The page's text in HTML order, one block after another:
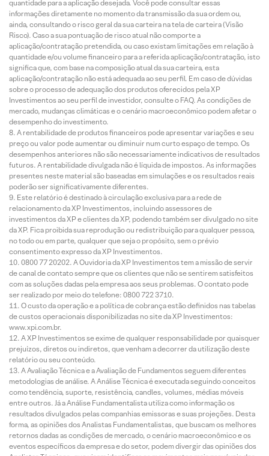
quantidade para a aplicação desejada. Você pode consultar essas
informações diretamente no momento da transmissão da sua ordem ou,
ainda, consultando o risco geral da sua carteira na tela de carteira (Visão
Risco). Caso a sua pontuação de risco atual não comporte a
aplicação/contratação pretendida, ou caso existam limitações em relação à
quantidade e/ou volume financeiro para a referida aplicação/contratação, isto
significa que, com base na composição atual da sua carteira, esta
aplicação/contratação não está adequada ao seu perfil. Em caso de dúvidas
sobre o processo de adequação dos produtos oferecidos pela XP
Investimentos ao seu perfil de investidor, consulte o FAQ. As condições de
mercado, mudanças climáticas e o cenário macroeconômico podem afetar o
desempenho do investimento.
A rentabilidade de produtos financeiros pode apresentar variações e seu
preço ou valor pode aumentar ou diminuir num curto espaço de tempo. Os
desempenhos anteriores não são necessariamente indicativos de resultados
futuros. A rentabilidade divulgada não é líquida de impostos. As informações
presentes neste material são baseadas em simulações e os resultados reais
poderão ser significativamente diferentes.
Este relatório é destinado à circulação exclusiva para a rede de
relacionamento da XP Investimentos, incluindo assessores de
investimentos da XP e clientes da XP, podendo também ser divulgado no site
da XP. Fica proibida sua reprodução ou redistribuição para qualquer pessoa,
no todo ou em parte, qualquer que seja o propósito, sem o prévio
consentimento expresso da XP Investimentos.
0800 77 20202. A Ouvidoria da XP Investimentos tem a missão de servir
de canal de contato sempre que os clientes que não se sentirem satisfeitos
com as soluções dadas pela empresa aos seus problemas. O contato pode
ser realizado por meio do telefone: 0800 722 3710.
O custo da operação e a política de cobrança estão definidos nas tabelas
de custos operacionais disponibilizadas no site da XP Investimentos:
www.xpi.com.br.
A XP Investimentos se exime de qualquer responsabilidade por quaisquer
prejuízos, diretos ou indiretos, que venham a decorrer da utilização deste
relatório ou seu conteúdo.
A Avaliação Técnica e a Avaliação de Fundamentos seguem diferentes
metodologias de análise. A Análise Técnica é executada seguindo conceitos
como tendência, suporte, resistência, candles, volumes, médias móveis
entre outros. Já a Análise Fundamentalista utiliza como informação os
resultados divulgados pelas companhias emissoras e suas projeções. Desta
forma, as opiniões dos Analistas Fundamentalistas, que buscam os melhores
retornos dadas as condições de mercado, o cenário macroeconômico e os
eventos específicos da empresa e do setor, podem divergir das opiniões dos